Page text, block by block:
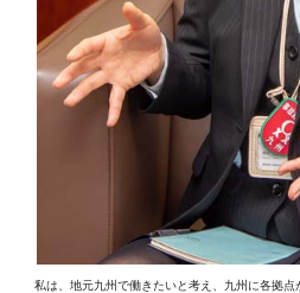
私は、地元九州で働きたいと考え、九州に各拠